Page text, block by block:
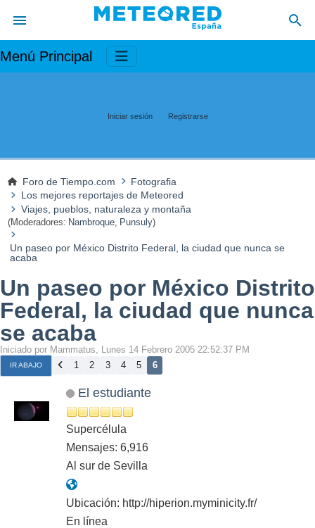
Menú Principal
Iniciar sesión Registrarse
Foro de Tiempo.com
Fotografia
Los mejores reportajes de Meteored
Viajes, pueblos, naturaleza y montaña
(Moderadores: Nambroque, Punsuly)
Un paseo por México Distrito Federal, la ciudad que nunca se
acaba
Un paseo por México Distrito
Federal, la ciudad que nunca
se acaba
Iniciado por Mammatus, Lunes 14 Febrero 2005 22:52:37 PM
IR ABAJO 1 2 3 4 5 6
El estudiante
Supercélula
Mensajes: 6,916
Al sur de Sevilla
Ubicación: http://hiperion.myminicity.fr/
En línea